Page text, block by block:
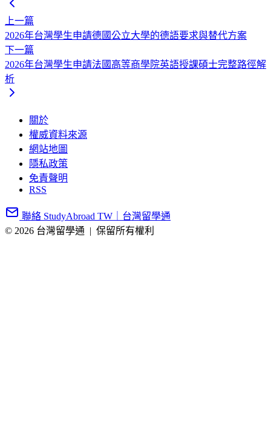
上一篇
2026年台灣學生申請德國公立大學的德語要求與替代方案
下一篇
2026年台灣學生申請法國高等商學院英語授課碩士完整路徑解
析
關於
權威資料來源
網站地圖
隱私政策
免責聲明
RSS
聯絡 StudyAbroad TW｜台灣留學通
© 2026 台灣留學通 | 保留所有權利